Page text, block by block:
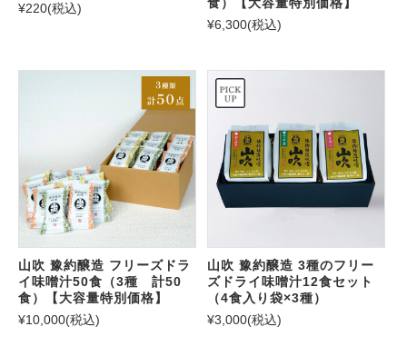
¥220(税込)
食）【大容量特別価格】
¥6,300(税込)
山吹 豫約醸造 フリーズドラ
イ味噌汁50食（3種 計50
食）【大容量特別価格】
¥10,000(税込)
山吹 豫約醸造 3種のフリー
ズドライ味噌汁12食セット
（4食入り袋×3種）
¥3,000(税込)